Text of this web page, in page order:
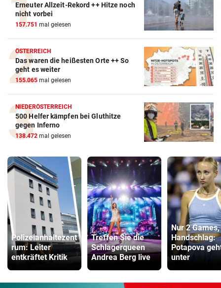
Erneuter Allzeit-Rekord ++ Hitze noch
nicht vorbei
157.751 mal gelesen
ÖSTERREICH
Das waren die heißesten Orte ++ So
geht es weiter
155.065 mal gelesen
NIEDERÖSTERREICH
500 Helfer kämpfen bei Gluthitze
gegen Inferno
138.472 mal gelesen
Polizeianhaltezent
rum: Leiter
entkräftet Kritik
Treffen Sie die
Schlagerqueen
Andrea Berg live
Nur 2
Handschlag:
Potapova
unter